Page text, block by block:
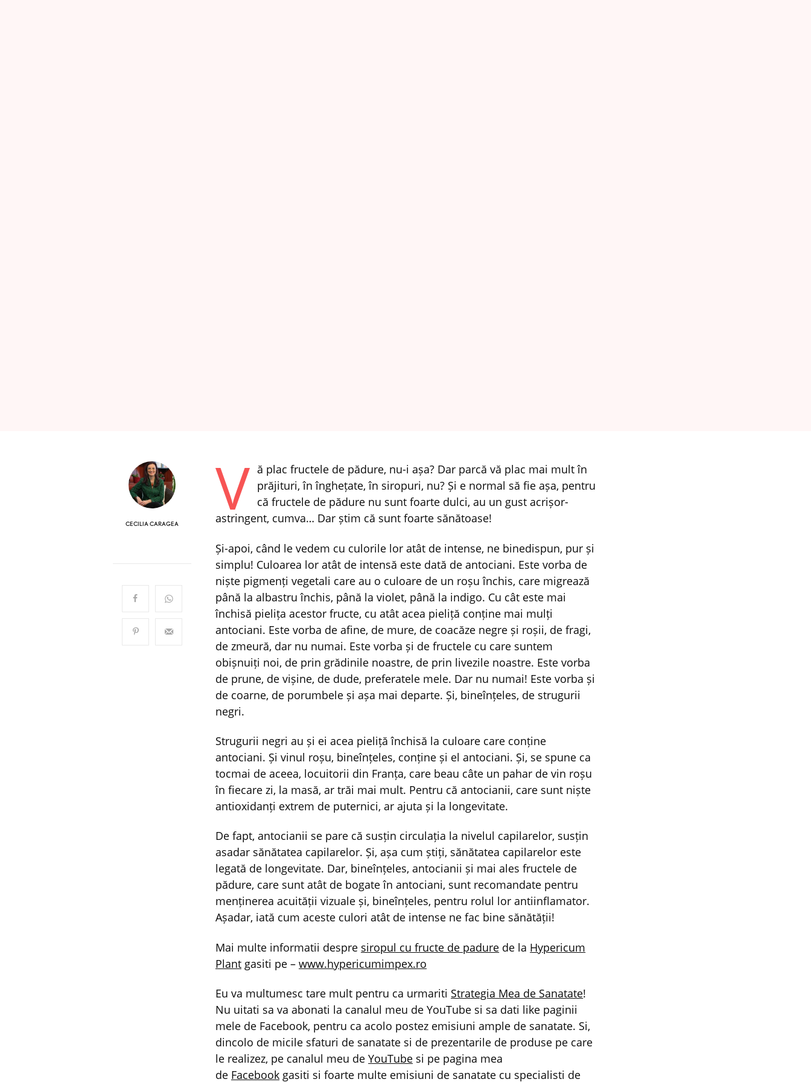
CECILIA CARAGEA V ă plac fructele de pădure, nu-i așa? Dar parcă vă plac mai mult în
prăjituri, în înghețate, în siropuri, nu? Și e normal să fie așa, pentru
că fructele de pădure nu sunt foarte dulci, au un gust acrișor-
astringent, cumva… Dar știm că sunt foarte sănătoase!
Și-apoi, când le vedem cu culorile lor atât de intense, ne binedispun, pur și
simplu! Culoarea lor atât de intensă este dată de antociani. Este vorba de
niște pigmenți vegetali care au o culoare de un roșu închis, care migrează
până la albastru închis, până la violet, până la indigo. Cu cât este mai
închisă pielița acestor fructe, cu atât acea pieliță conține mai mulți
antociani. Este vorba de afine, de mure, de coacăze negre și roșii, de fragi,
de zmeură, dar nu numai. Este vorba și de fructele cu care suntem
obișnuiți noi, de prin grădinile noastre, de prin livezile noastre. Este vorba
de prune, de vișine, de dude, preferatele mele. Dar nu numai! Este vorba și
de coarne, de porumbele și așa mai departe. Și, bineînțeles, de strugurii
negri.
Strugurii negri au și ei acea pieliță închisă la culoare care conține
antociani. Și vinul roșu, bineînțeles, conține și el antociani. Și, se spune ca
tocmai de aceea, locuitorii din Franța, care beau câte un pahar de vin roșu
în fiecare zi, la masă, ar trăi mai mult. Pentru că antocianii, care sunt niște
antioxidanți extrem de puternici, ar ajuta și la longevitate.
De fapt, antocianii se pare că susțin circulația la nivelul capilarelor, susțin
asadar sănătatea capilarelor. Și, așa cum știți, sănătatea capilarelor este
legată de longevitate. Dar, bineînțeles, antocianii și mai ales fructele de
pădure, care sunt atât de bogate în antociani, sunt recomandate pentru
menținerea acuității vizuale și, bineînțeles, pentru rolul lor antiinflamator.
Așadar, iată cum aceste culori atât de intense ne fac bine sănătății!
Mai multe informatii despre siropul cu fructe de padure de la Hypericum
Plant gasiti pe –www.hypericumimpex.ro
Eu va multumesc tare mult pentru ca urmariti Strategia Mea de Sanatate!
Nu uitati sa va abonati la canalul meu de YouTube si sa dati like paginii
mele de Facebook, pentru ca acolo postez emisiuni ample de sanatate. Si,
dincolo de micile sfaturi de sanatate si de prezentarile de produse pe care
le realizez, pe canalul meu deYouTube si pe pagina mea
de Facebook gasiti si foarte multe emisiuni de sanatate cu specialisti de